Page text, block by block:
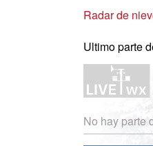
Radar de
Ultimo parte
No hay parte